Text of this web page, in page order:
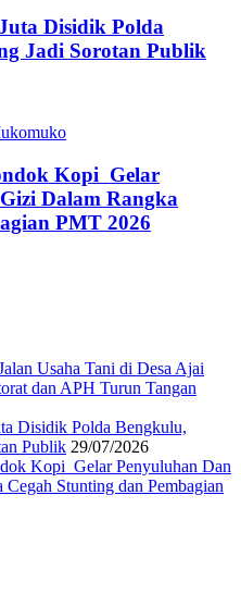
Disidik Polda
Jadi Sorotan Publik
Kopi Gelar
Dalam Rangka
PMT 2026
Usaha Tani di Desa Ajai
dan APH Turun Tangan
Disidik Polda Bengkulu,
Publik 29/07/2026
Kopi Gelar Penyuluhan Dan
Stunting dan Pembagian